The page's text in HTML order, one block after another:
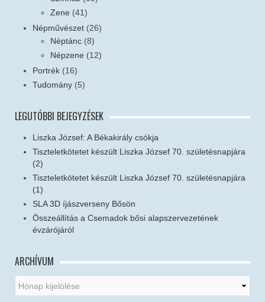
Zene (41)
Népművészet (26)
Néptánc (8)
Népzene (12)
Portrék (16)
Tudomány (5)
LEGUTÓBBI BEJEGYZÉSEK
Liszka József: A Békakirály csókja
Tiszteletkötetet készült Liszka József 70. születésnapjára
(2)
Tiszteletkötetet készült Liszka József 70. születésnapjára
(1)
SLA 3D íjászverseny Bősön
Összeállítás a Csemadok bősi alapszervezetének
évzárójáról
ARCHÍVUM